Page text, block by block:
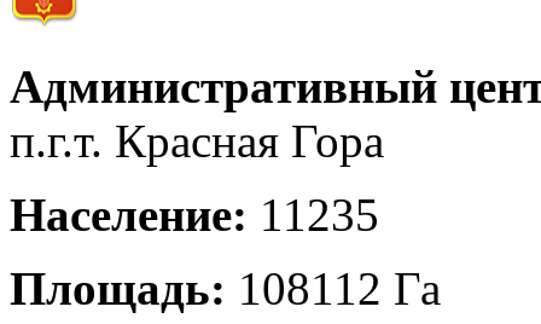
Административный
п.г.т. Красная Гора
Население: 11235
Площадь: 108112 Га